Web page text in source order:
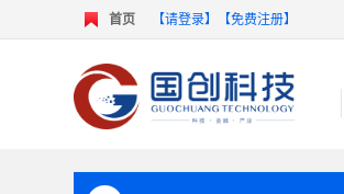
首页 【请登录】 【免费注册】